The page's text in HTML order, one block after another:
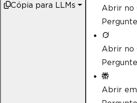
Cópia para LLMs
Abrir no
Abrir no
Abrir